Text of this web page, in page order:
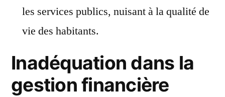
les services publics, nuisant à la qualité de
vie des habitants.
Inadéquation dans la
gestion financière